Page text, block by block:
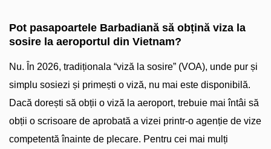
Pot pasapoartele Barbadiană să obțină viza la
sosire la aeroportul din Vietnam?
Nu. În 2026, tradiționala “viză la sosire” (VOA), unde pur și
simplu sosiezi și primești o viză, nu mai este disponibilă.
Dacă dorești să obții o viză la aeroport, trebuie mai întâi să
obții o scrisoare de aprobată a vizei printr-o agenție de vize
competentă înainte de plecare. Pentru cei mai mulți